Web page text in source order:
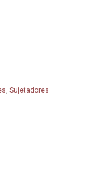
,Sujetadores